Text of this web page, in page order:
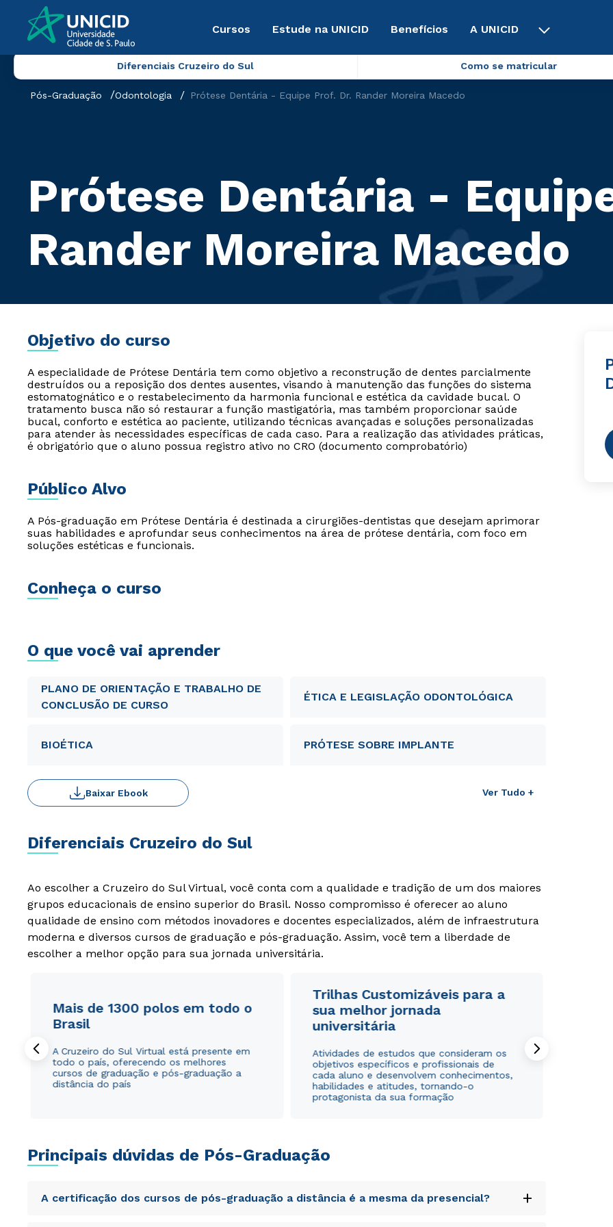
Cursos Estude na UNICID Benefícios A UNICID
Diferenciais Cruzeiro do Sul Como se matricular
Pós-Graduação Odontologia Prótese Dentária - Equipe Prof. Dr. Rander Moreira Macedo
Prótese Dentária -
Rander Moreira Macedo
Objetivo do curso
A especialidade de Prótese Dentária tem como objetivo a reconstrução de dentes parcialmente
destruídos ou a reposição dos dentes ausentes, visando à manutenção das funções do sistema
estomatognático e o restabelecimento da harmonia funcional e estética da cavidade bucal. O
tratamento busca não só restaurar a função mastigatória, mas também proporcionar saúde
bucal, conforto e estética ao paciente, utilizando técnicas avançadas e soluções personalizadas
para atender às necessidades específicas de cada caso. Para a realização das atividades práticas,
é obrigatório que o aluno possua registro ativo no CRO (documento comprobatório)
Público Alvo
A Pós-graduação em Prótese Dentária é destinada a cirurgiões-dentistas que desejam aprimorar
suas habilidades e aprofundar seus conhecimentos na área de prótese dentária, com foco em
soluções estéticas e funcionais.
Conheça o curso
O que você vai aprender
PLANO DE ORIENTAÇÃO E TRABALHO DE
CONCLUSÃO DE CURSO
ÉTICA E LEGISLAÇÃO ODONTOLÓGICA
BIOÉTICA PRÓTESE SOBRE IMPLANTE
Ver Tudo +
Baixar Ebook
Diferenciais Cruzeiro do Sul
Ao escolher a Cruzeiro do Sul Virtual, você conta com a qualidade e tradição de um dos maiores
grupos educacionais de ensino superior do Brasil. Nosso compromisso é oferecer ao aluno
qualidade de ensino com métodos inovadores e docentes especializados, além de infraestrutura
moderna e diversos cursos de graduação e pós-graduação. Assim, você tem a liberdade de
escolher a melhor opção para sua jornada universitária.
Mais de 1300 polos em todo o
Brasil
A Cruzeiro do Sul Virtual está presente em
todo o país, oferecendo os melhores
cursos de graduação e pós-graduação a
distância do país
Trilhas Customizáveis para a
sua melhor jornada
universitária
Atividades de estudos que consideram os
objetivos específicos e profissionais de
cada aluno e desenvolvem conhecimentos,
habilidades e atitudes, tornando-o
protagonista da sua formação
Principais dúvidas de Pós-Graduação
A certificação dos cursos de pós-graduação a distância é a mesma da presencial? +